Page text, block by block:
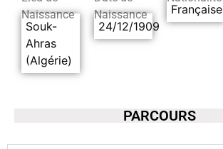
Naissance
Souk-
Ahras
(Algérie)
Naissance
24/12/1909
Française
PARCOURS